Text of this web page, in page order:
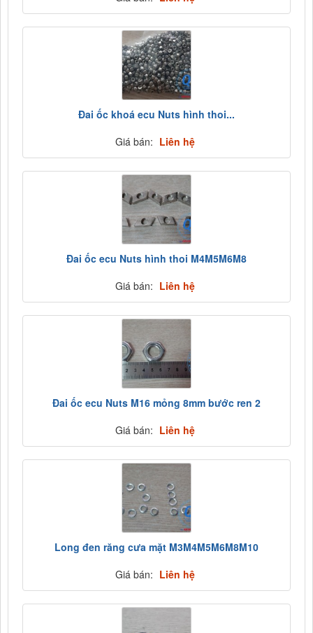
Đai ốc khoá ecu Nuts hình thoi...
Giá bán: Liên hệ
Đai ốc ecu Nuts hình thoi M4M5M6M8
Giá bán: Liên hệ
Đai ốc ecu Nuts M16 mỏng 8mm bước ren 2
Giá bán: Liên hệ
Long đen răng cưa mặt M3M4M5M6M8M10
Giá bán: Liên hệ